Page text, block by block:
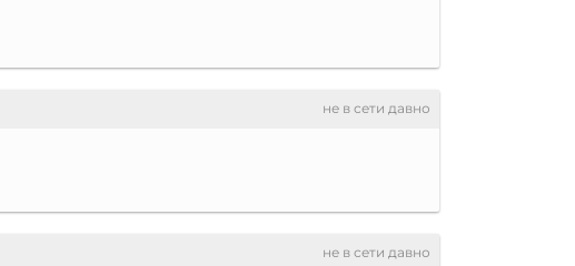
не в сети давно
не в сети давно